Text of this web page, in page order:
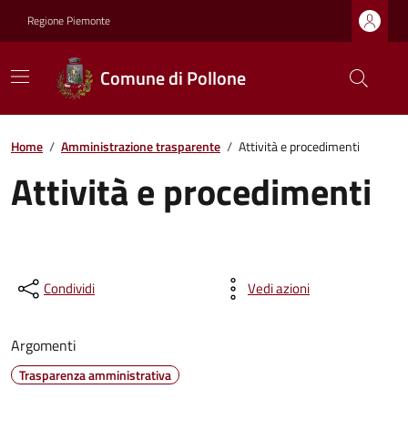
Regione Piemonte
Comune di Pollone
Home / Amministrazione trasparente / Attività e procedimenti
Attività e procedimenti
Condividi Vedi azioni
Argomenti
Trasparenza amministrativa